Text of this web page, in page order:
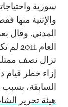
سورية
والإثنية منها
المدني. وقال
تزال نصف
إزاء خطر قيام
السابقة، بسبب
هيئة تحرير